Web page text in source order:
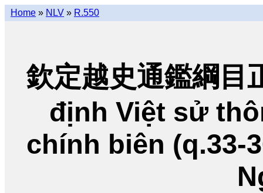
Home » NLV » R.550
欽定越史通鑑綱目
định Việt sử
chính biên (q.33-